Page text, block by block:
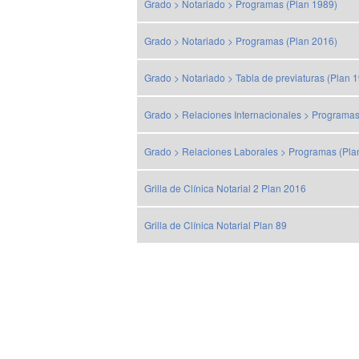
Grado > Notariado > Programas (Plan 1989)
Grado > Notariado > Programas (Plan 2016)
Grado > Notariado > Tabla de previaturas (Plan
Grado > Relaciones Internacionales >
Grado > Relaciones Laborales > Programas
Grilla de Clínica Notarial 2 Plan 2016
Grilla de Clínica Notarial Plan 89